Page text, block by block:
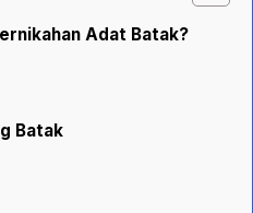
Adat Batak?
Batak